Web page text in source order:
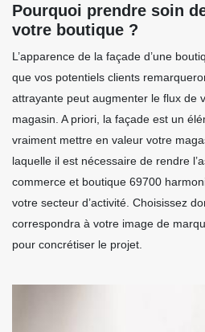
Pourquoi prendre soin
votre boutique ?
L’apparence de la façade d’une
que vos potentiels clients
attrayante peut augmenter le flux de
magasin. A priori, la façade est un
vraiment mettre en valeur votre
laquelle il est nécessaire de rendre
commerce et boutique 69700
votre secteur d’activité. Choisissez
correspondra à votre image de
pour concrétiser le projet.